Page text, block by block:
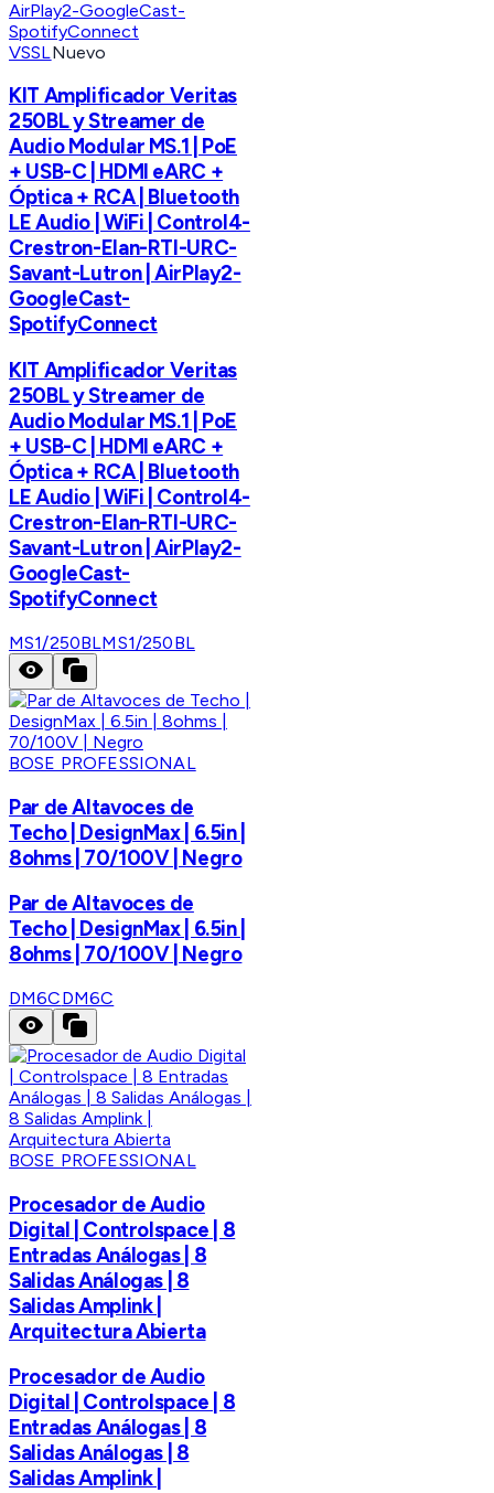
VSSLNuevo
KIT Amplificador Veritas
250BL y Streamer de
Audio Modular MS.1 | PoE
+ USB-C | HDMI eARC +
Óptica + RCA | Bluetooth
LE Audio | WiFi | Control4-
Crestron-Elan-RTI-URC-
Savant-Lutron | AirPlay2-
GoogleCast-
SpotifyConnect
KIT Amplificador Veritas
250BL y Streamer de
Audio Modular MS.1 | PoE
+ USB-C | HDMI eARC +
Óptica + RCA | Bluetooth
LE Audio | WiFi | Control4-
Crestron-Elan-RTI-URC-
Savant-Lutron | AirPlay2-
GoogleCast-
SpotifyConnect
MS1/250BLMS1/250BL
BOSE PROFESSIONAL
Par de Altavoces de
Techo | DesignMax | 6.5in |
8ohms | 70/100V | Negro
Par de Altavoces de
Techo | DesignMax | 6.5in |
8ohms | 70/100V | Negro
DM6CDM6C
BOSE PROFESSIONAL
Procesador de Audio
Digital | Controlspace | 8
Entradas Análogas | 8
Salidas Análogas | 8
Salidas Amplink |
Arquitectura Abierta
Procesador de Audio
Digital | Controlspace | 8
Entradas Análogas | 8
Salidas Análogas | 8
Salidas Amplink |